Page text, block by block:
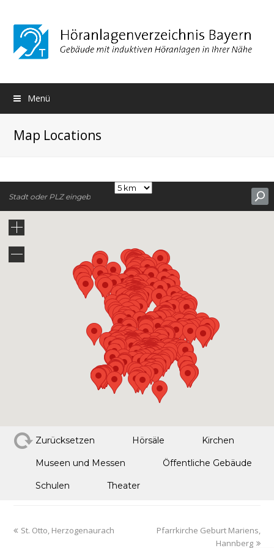
Menü
Map Locations
Zurücksetzen Hörsäle Kirchen
Museen und Messen Öffentliche Gebäude
Schulen Theater
St. Otto, Herzogenaurach
Pfarrkirche Geburt Mariens,
Hannberg